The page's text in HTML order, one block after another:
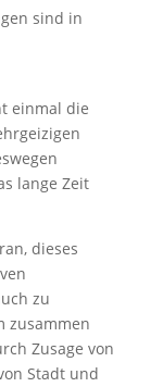
sind in
einmal die
lange Zeit
dieses
zu
zusammen
Zusage von
Stadt und